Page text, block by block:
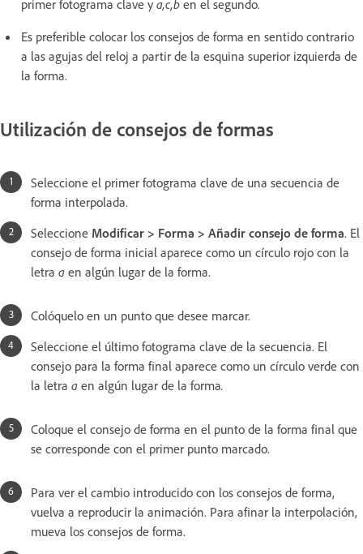
primer fotograma clave y a,c,b en el segundo.
Es preferible colocar los consejos de forma en sentido contrario
a las agujas del reloj a partir de la esquina superior izquierda de
la forma.
Utilización de consejos de formas
Seleccione el primer fotograma clave de una secuencia de
forma interpolada.
Seleccione Modificar > Forma > Añadir consejo de forma. El
consejo de forma inicial aparece como un círculo rojo con la
letra a en algún lugar de la forma.
Colóquelo en un punto que desee marcar.
Seleccione el último fotograma clave de la secuencia. El
consejo para la forma final aparece como un círculo verde con
la letra a en algún lugar de la forma.
Coloque el consejo de forma en el punto de la forma final que
se corresponde con el primer punto marcado.
Para ver el cambio introducido con los consejos de forma,
vuelva a reproducir la animación. Para afinar la interpolación,
mueva los consejos de forma.